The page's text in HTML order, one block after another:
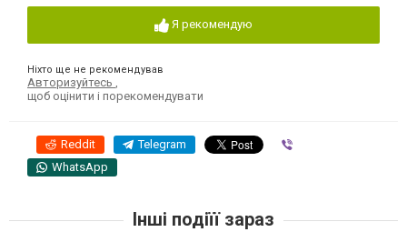
Я рекомендую
Ніхто ще не рекомендував
Авторизуйтесь
щоб оцінити і порекомендувати
Reddit Telegram
WhatsApp
Інші подіїї зараз